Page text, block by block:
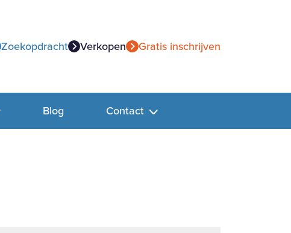
Zoekopdracht Verkopen Gratis inschrijven
Blog Contact